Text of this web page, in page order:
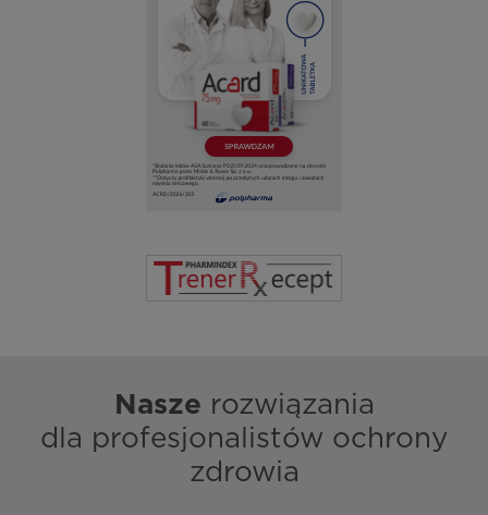
Nasze rozwiązania
dla profesjonalistów ochrony
zdrowia